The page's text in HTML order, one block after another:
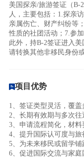
美国探亲/旅游签证（B-
人，主要包括：1.探亲
亲属伤亡、财产纠纷等
性质的社团活动；7.参
此外，持B-2签证进入
请转换其他非移民身份
项目优势
1、签证类型灵活，覆盖
2、长期有效期与多次往
3、申请流程简化，材料
4、提升国际认可度与旅
5、为未来移民或留学铺
6、促进国际交流与家庭